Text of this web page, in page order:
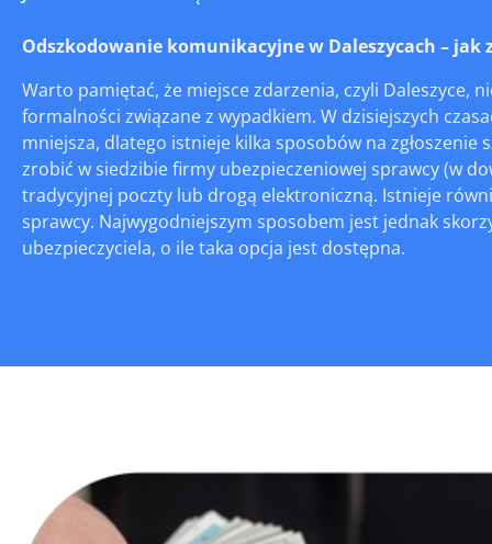
Odszkodowanie komunikacyjne w Daleszycach – jak
Warto pamiętać, że miejsce zdarzenia, czyli Daleszyce,
formalności związane z wypadkiem. W dzisiejszych
mniejsza, dlatego istnieje kilka sposobów na
zrobić w siedzibie firmy ubezpieczeniowej sprawcy (w
tradycyjnej poczty lub drogą elektroniczną. Istnieje
sprawcy. Najwygodniejszym sposobem jest jednak
ubezpieczyciela, o ile taka opcja jest dostępna.